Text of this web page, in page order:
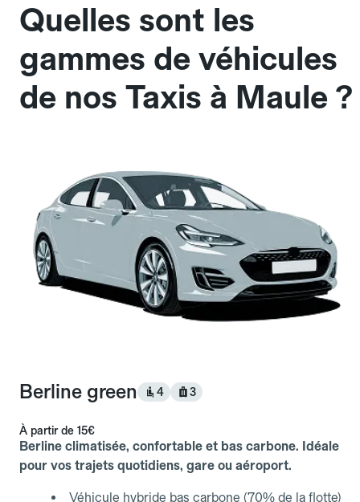
Quelles sont les
gammes de véhicules
de nos Taxis à Maule ?
Berline green 4 3
À partir de 15€
Berline climatisée, confortable et bas carbone. Idéale
pour vos trajets quotidiens, gare ou aéroport.
Véhicule hybride bas carbone (70% de la flotte)